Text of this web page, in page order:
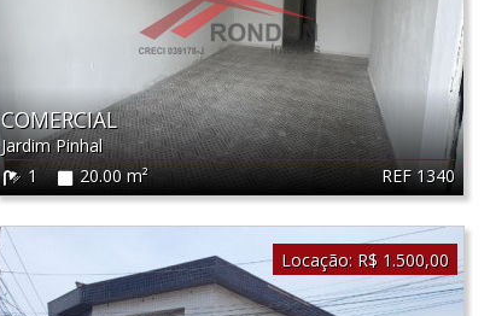
REF 1340
COMERCIAL
Jardim Pinhal
1
20.00 m²
Locação: R$ 1.500,00